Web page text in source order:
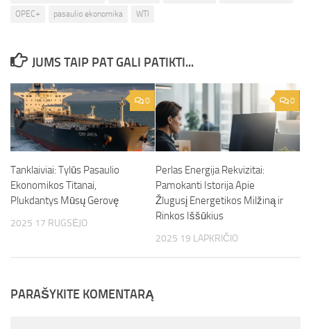
OPEC+ pasaulio ekonomika WTI
JUMS TAIP PAT GALI PATIKTI...
0
Tanklaiviai: Tylūs Pasaulio
Ekonomikos Titanai,
Plukdantys Mūsų Gerovę
2025 17 RUGSĖJO
0
Perlas Energija Rekvizitai:
Pamokanti Istorija Apie
Žlugusį Energetikos Milžiną ir
Rinkos Iššūkius
2025 19 LAPKRIČIO
PARAŠYKITE KOMENTARĄ